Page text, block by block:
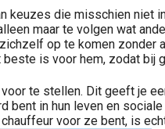
keuzes die misschien
maar te volgen wat
op te komen
is voor hem, zodat bij
te stellen. Dit geeft je
in hun leven en
voor ze bent, is